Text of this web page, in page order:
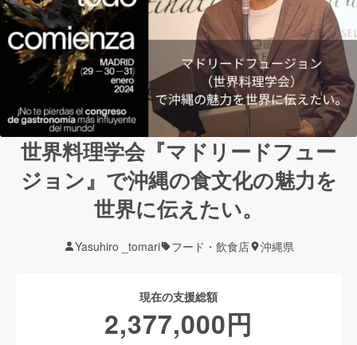
世界料理学会『マドリードフュー
ジョン』で沖縄の食文化の魅力を
世界に伝えたい。
Yasuhiro _tomari フード・飲食店 沖縄県
現在の支援総額
2,377,000円